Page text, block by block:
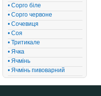
• Сорго біле
• Сорго червоне
• Сочевиця
• Соя
• Тритикале
• Ячка
• Ячмінь
• Ячмінь пивоварний